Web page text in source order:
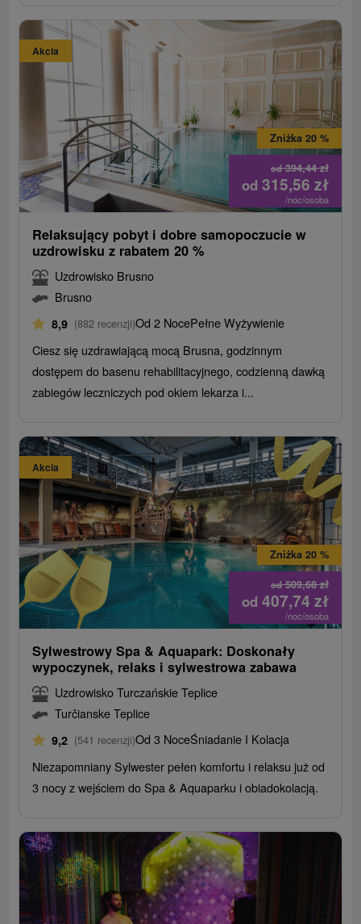
Akcia
od394,44zł
Zniżka 20 %
od 315,56 zł
/noc/osoba
Relaksujący pobyt i dobre samopoczucie w
uzdrowisku z rabatem 20 %
Uzdrowisko Brusno
Brusno
8,9 (882 recenzji)Od 2 NocePełne Wyżywienie
Ciesz się uzdrawiającą mocą Brusna, godzinnym
dostępem do basenu rehabilitacyjnego, codzienną dawką
zabiegów leczniczych pod okiem lekarza i...
Akcia
od509,68zł
Zniżka 20 %
od 407,74 zł
/noc/osoba
Sylwestrowy Spa & Aquapark: Doskonały
wypoczynek, relaks i sylwestrowa zabawa
Uzdrowisko Turczańskie Teplice
Turčianske Teplice
9,2 (541 recenzji)Od 3 NoceŚniadanie I Kolacja
Niezapomniany Sylwester pełen komfortu i relaksu już od
3 nocy z wejściem do Spa & Aquaparku i obiadokolacją.